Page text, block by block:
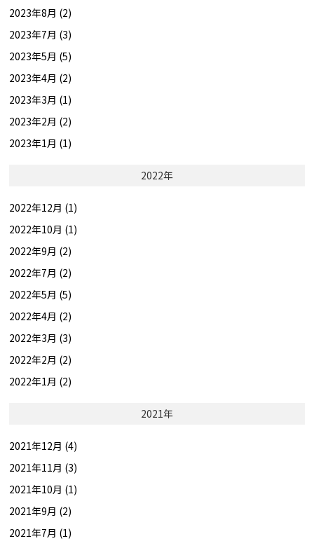
2023年8月 (2)
2023年7月 (3)
2023年5月 (5)
2023年4月 (2)
2023年3月 (1)
2023年2月 (2)
2023年1月 (1)
2022年
2022年12月 (1)
2022年10月 (1)
2022年9月 (2)
2022年7月 (2)
2022年5月 (5)
2022年4月 (2)
2022年3月 (3)
2022年2月 (2)
2022年1月 (2)
2021年
2021年12月 (4)
2021年11月 (3)
2021年10月 (1)
2021年9月 (2)
2021年7月 (1)